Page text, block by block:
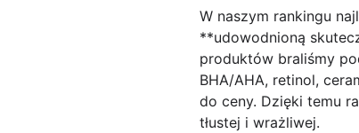
W naszym rankingu
**udowodnioną
produktów braliśmy
BHA/AHA, retinol,
do ceny. Dzięki temu
tłustej i wrażliwej.